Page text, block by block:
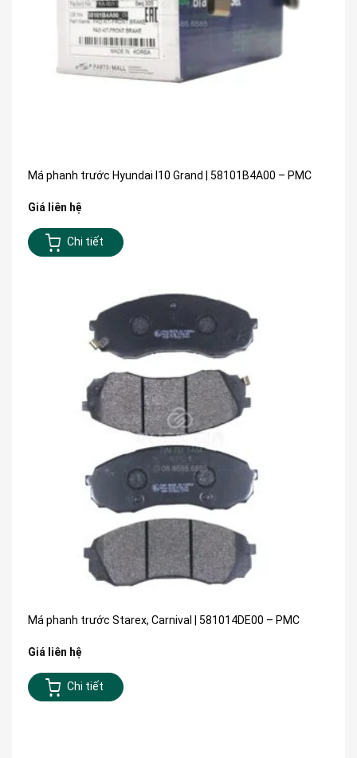
Má phanh trước Hyundai I10 Grand | 58101B4A00 – PMC
Giá liên hệ
Chi tiết
Má phanh trước Starex, Carnival | 581014DE00 – PMC
Giá liên hệ
Chi tiết